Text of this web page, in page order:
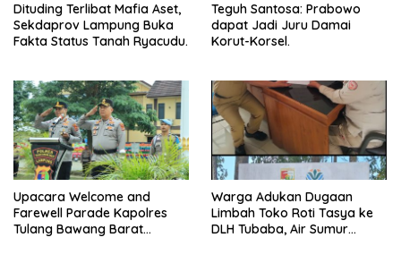
Dituding Terlibat Mafia Aset,
Sekdaprov Lampung Buka
Fakta Status Tanah Ryacudu.
Teguh Santosa: Prabowo
dapat Jadi Juru Damai
Korut-Korsel.
Upacara Welcome and
Farewell Parade Kapolres
Tulang Bawang Barat
Warga Adukan Dugaan
Limbah Toko Roti Tasya ke
DLH Tubaba, Air Sumur